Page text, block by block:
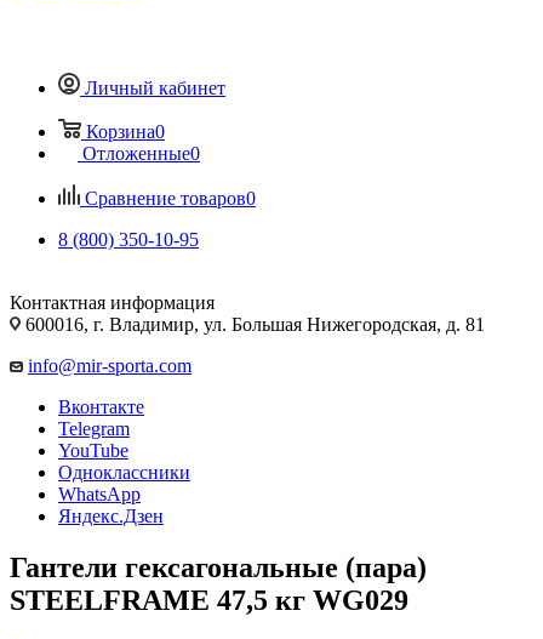
Личный кабинет
Корзина0
Отложенные0
Сравнение товаров0
8 (800) 350-10-95
Контактная информация
600016, г. Владимир, ул. Большая Нижегородская, д. 81
info@mir-sporta.com
Вконтакте
Telegram
YouTube
Одноклассники
WhatsApp
Яндекс.Дзен
Гантели гексагональные (пара)
STEELFRAME 47,5 кг WG029